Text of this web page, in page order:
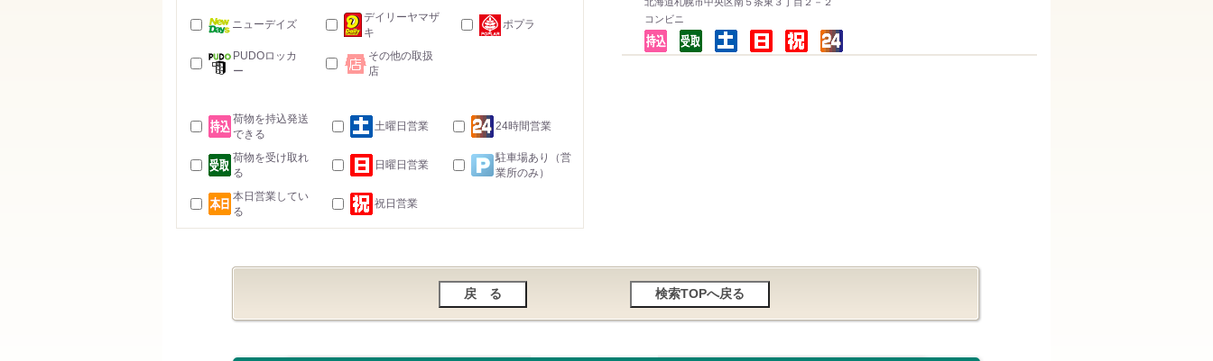
コンビニ
ニューデイズ
デイリーヤマザ
キ
ポプラ
PUDOロッカ
ー
その他の取扱
店
荷物を持込発送
できる
土曜日営業 24時間営業
荷物を受け取れ
る
日曜日営業
駐車場あり（営
業所のみ）
本日営業してい
る
祝日営業